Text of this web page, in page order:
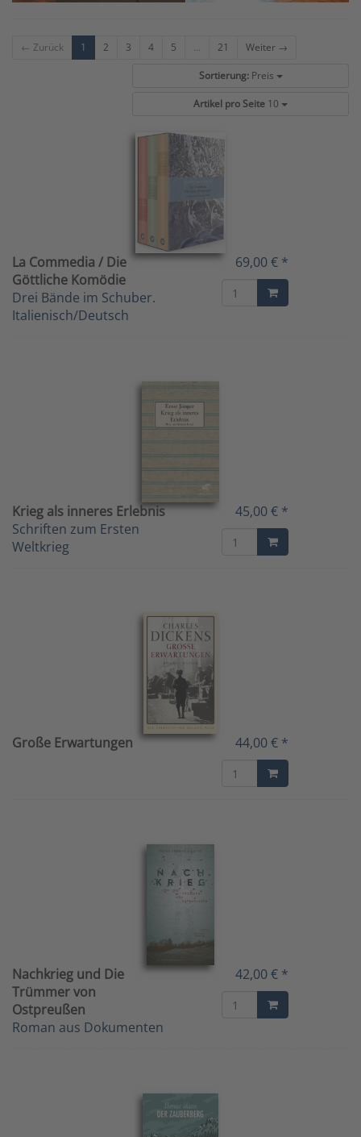
← Zurück 1 2 3 4 5 ... 21 Weiter →
Sortierung: Preis
Artikel pro Seite 10
La Commedia / Die
Göttliche Komödie
Drei Bände im Schuber.
Italienisch/Deutsch
69,00 € *
Krieg als inneres Erlebnis
Schriften zum Ersten
Weltkrieg
45,00 € *
Große Erwartungen 44,00 € *
Nachkrieg und Die
Trümmer von
Ostpreußen
Roman aus Dokumenten
42,00 € *